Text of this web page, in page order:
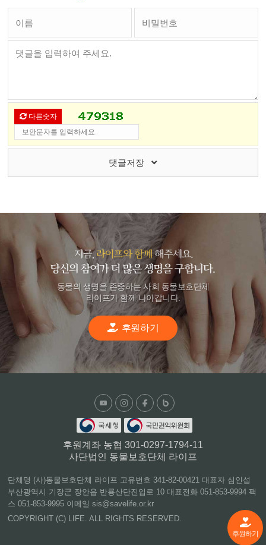
후원하기
다른숫자
댓글저장
동물의 생명을 존중하는 사회 동물보호단체
라이프가 함께 나아갑니다.
후원하기
후원계좌 농협 301-0297-1794-11
사단법인 동물보호단체 라이프
단체명 (사)동물보호단체 라이프 고유번호 341-82-00421 대표자 심인섭
부산광역시 기장군 장안읍 반룡산단진입로 10 대표전화 051-853-9994 팩
스 051-853-9995 이메일 sis@savelife.or.kr
COPYRIGHT (C) LIFE. ALL RIGHTS RESERVED.